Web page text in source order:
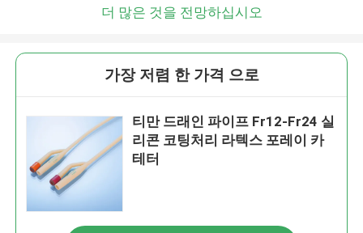
더 많은 것을 전망하십시오
가장 저렴 한 가격 으로
티만 드래인 파이프 Fr12-Fr24 실
리콘 코팅처리 라텍스 포레이 카
테터